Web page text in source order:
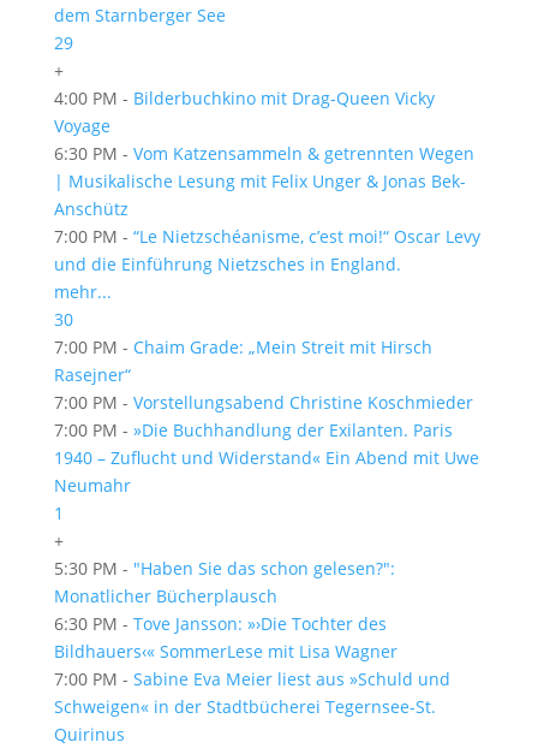
dem Starnberger See
29
+
4:00 PM - Bilderbuchkino mit Drag-Queen Vicky
Voyage
6:30 PM - Vom Katzensammeln & getrennten Wegen
| Musikalische Lesung mit Felix Unger & Jonas Bek-
Anschütz
7:00 PM - “Le Nietzschéanisme, c’est moi!“ Oscar Levy
und die Einführung Nietzsches in England.
mehr...
30
7:00 PM - Chaim Grade: „Mein Streit mit Hirsch
Rasejner“
7:00 PM - Vorstellungsabend Christine Koschmieder
7:00 PM - »Die Buchhandlung der Exilanten. Paris
1940 – Zuflucht und Widerstand« Ein Abend mit Uwe
Neumahr
1
+
5:30 PM - "Haben Sie das schon gelesen?":
Monatlicher Bücherplausch
6:30 PM - Tove Jansson: »›Die Tochter des
Bildhauers‹« SommerLese mit Lisa Wagner
7:00 PM - Sabine Eva Meier liest aus »Schuld und
Schweigen« in der Stadtbücherei Tegernsee-St.
Quirinus